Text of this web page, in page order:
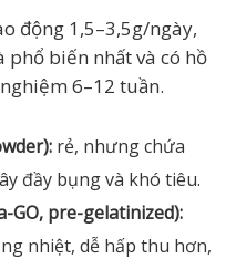
động 1,5–3,5g/ngày,
phổ biến nhất và có hồ
6–12 tuần.
rẻ, nhưng chứa
đầy bụng và khó tiêu.
GO, pre-gelatinized):
nhiệt, dễ hấp thu hơn,